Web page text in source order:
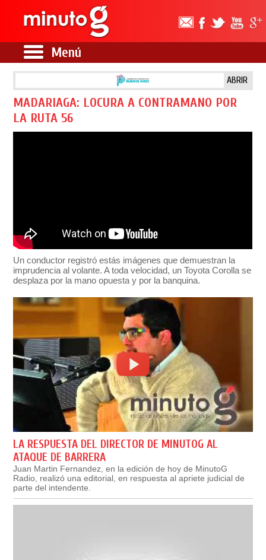
Menú
ABRIR
MADARIAGA: LOCURA A CONTRAMANO POR
LA RUTA 56
Un conductor registró estás imágenes que demuestran la
imprudencia al volante. A toda velocidad, un Toyota Corolla se
desplaza por la mano opuesta y por la banquina.
LA RESPUESTA DEL DIRECTOR DE MINUTOG AL
ATAQUE DE BARRERA
Juan Martin Fernandez, en la edición de hoy de MinutoG
Radio, realizó una editorial, en respuesta al apriete judicial de
parte del intendente.